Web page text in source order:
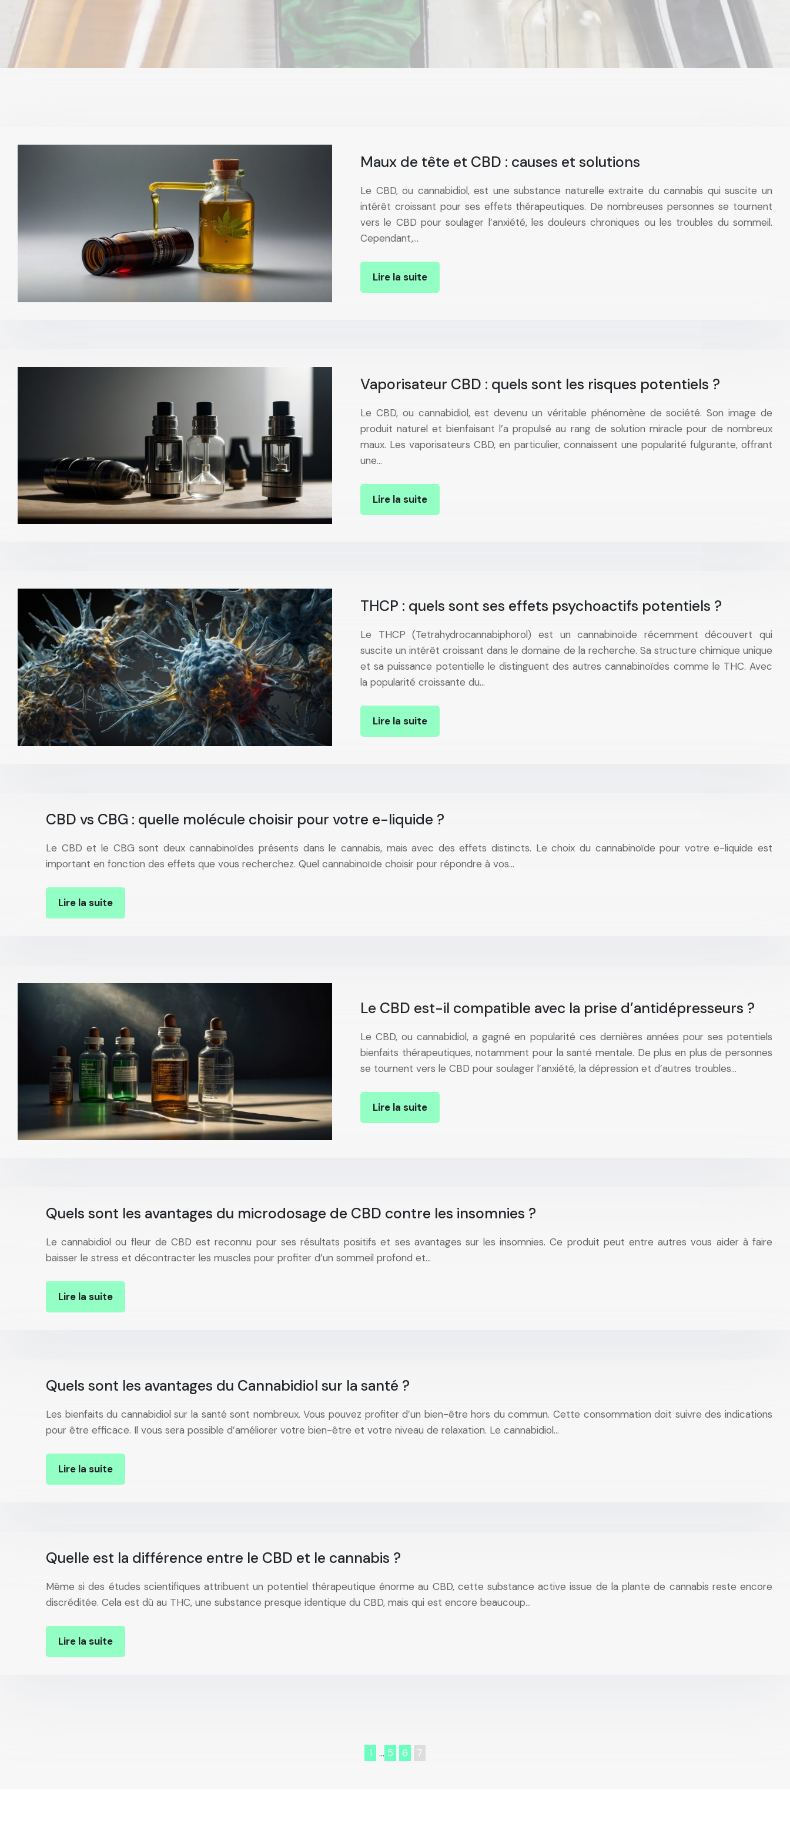
Maux de tête et CBD : causes et solutions
Le CBD, ou cannabidiol, est une substance naturelle extraite du cannabis qui suscite un
intérêt croissant pour ses effets thérapeutiques. De nombreuses personnes se tournent
vers le CBD pour soulager l’anxiété, les douleurs chroniques ou les troubles du sommeil.
Cependant,…
Lire la suite
Vaporisateur CBD : quels sont les risques potentiels ?
Le CBD, ou cannabidiol, est devenu un véritable phénomène de société. Son image de
produit naturel et bienfaisant l’a propulsé au rang de solution miracle pour de nombreux
maux. Les vaporisateurs CBD, en particulier, connaissent une popularité fulgurante, offrant
une…
Lire la suite
THCP : quels sont ses effets psychoactifs potentiels ?
Le THCP (Tetrahydrocannabiphorol) est un cannabinoïde récemment découvert qui
suscite un intérêt croissant dans le domaine de la recherche. Sa structure chimique unique
et sa puissance potentielle le distinguent des autres cannabinoïdes comme le THC. Avec
la popularité croissante du…
Lire la suite
CBD vs CBG : quelle molécule choisir pour votre e-liquide ?
Le CBD et le CBG sont deux cannabinoïdes présents dans le cannabis, mais avec des effets distincts. Le choix du cannabinoïde pour votre e-liquide est
important en fonction des effets que vous recherchez. Quel cannabinoïde choisir pour répondre à vos…
Lire la suite
Le CBD est-il compatible avec la prise d’antidépresseurs ?
Le CBD, ou cannabidiol, a gagné en popularité ces dernières années pour ses potentiels
bienfaits thérapeutiques, notamment pour la santé mentale. De plus en plus de personnes
se tournent vers le CBD pour soulager l’anxiété, la dépression et d’autres troubles…
Lire la suite
Quels sont les avantages du microdosage de CBD contre les insomnies ?
Le cannabidiol ou fleur de CBD est reconnu pour ses résultats positifs et ses avantages sur les insomnies. Ce produit peut entre autres vous aider à faire
baisser le stress et décontracter les muscles pour profiter d’un sommeil profond et…
Lire la suite
Quels sont les avantages du Cannabidiol sur la santé ?
Les bienfaits du cannabidiol sur la santé sont nombreux. Vous pouvez profiter d’un bien-être hors du commun. Cette consommation doit suivre des indications
pour être efficace. Il vous sera possible d’améliorer votre bien-être et votre niveau de relaxation. Le cannabidiol…
Lire la suite
Quelle est la différence entre le CBD et le cannabis ?
Même si des études scientifiques attribuent un potentiel thérapeutique énorme au CBD, cette substance active issue de la plante de cannabis reste encore
discréditée. Cela est dû au THC, une substance presque identique du CBD, mais qui est encore beaucoup…
Lire la suite
1 … 5 6 7